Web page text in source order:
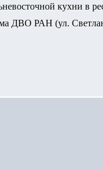
кухни в
ДВО РАН (ул.